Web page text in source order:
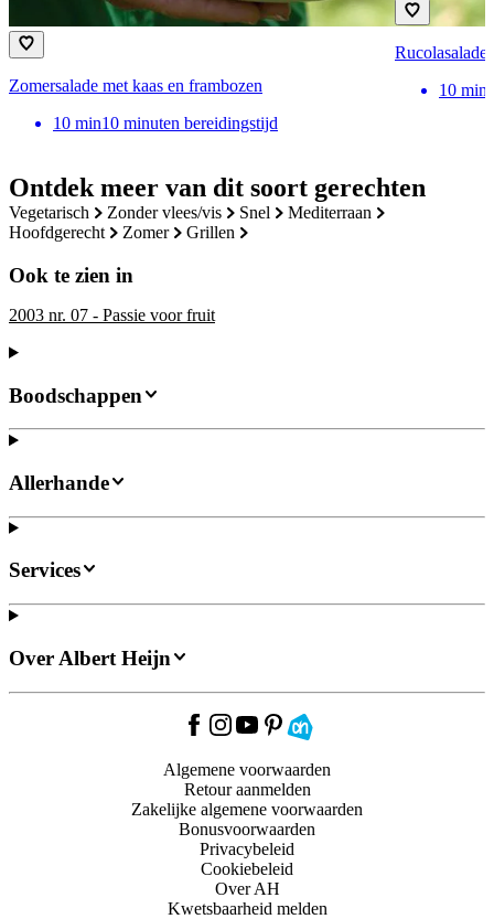
Ontdek meer van dit soort gerechten
vegetarisch zonder vlees/vis snel
mediterraan
hoofdgerecht
zomer grillen
Ook te zien in
2003 nr. 07 - Passie voor fruit
Zomersalade met kaas en frambozen
10 min10 minuten bereidingstijd
Rucolasalade
10 min
Boodschappen
Allerhande
Services
Over Albert Heijn
Algemene voorwaarden
Retour aanmelden
Zakelijke algemene voorwaarden
Bonusvoorwaarden
Privacybeleid
Cookiebeleid
Over AH
Kwetsbaarheid melden